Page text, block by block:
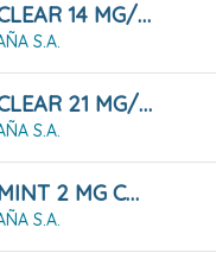
NIQUITIN CLEAR 14 MG/ 24 HORAS 28 PARCHES TRANSDÉRMICOS
S.A.
NIQUITIN CLEAR 21 MG/ 24 H 7 PARCHES TRANSDÉRMICOS
S.A.
NIQUITIN MINT 2 MG CHICLES MEDICAMENTOSOS, 100 CHICLES
S.A.